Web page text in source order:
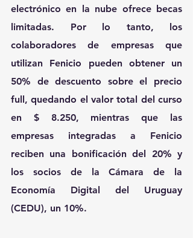
electrónico en la nube ofrece becas
limitadas. Por lo tanto, los
colaboradores de empresas que
utilizan Fenicio pueden obtener un
50% de descuento sobre el precio
full, quedando el valor total del curso
en $ 8.250, mientras que las
empresas integradas a Fenicio
reciben una bonificación del 20% y
los socios de la Cámara de la
Economía Digital del Uruguay
(CEDU), un 10%.